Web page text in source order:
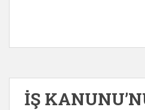
İŞ